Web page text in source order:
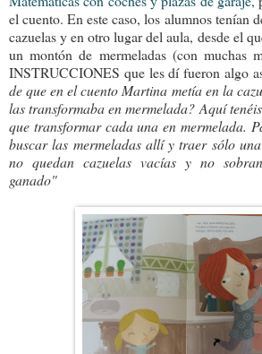
el cuento. En este caso, los alumnos tenían
cazuelas y en otro lugar del aula, desde el
un montón de mermeladas (con muchas
INSTRUCCIONES que les dí fueron algo
de que en el cuento Martina metía en la
las transformaba en mermelada? Aquí
que transformar cada una en mermelada.
buscar las mermeladas allí y traer sólo
no quedan cazuelas vacías y no
ganado"